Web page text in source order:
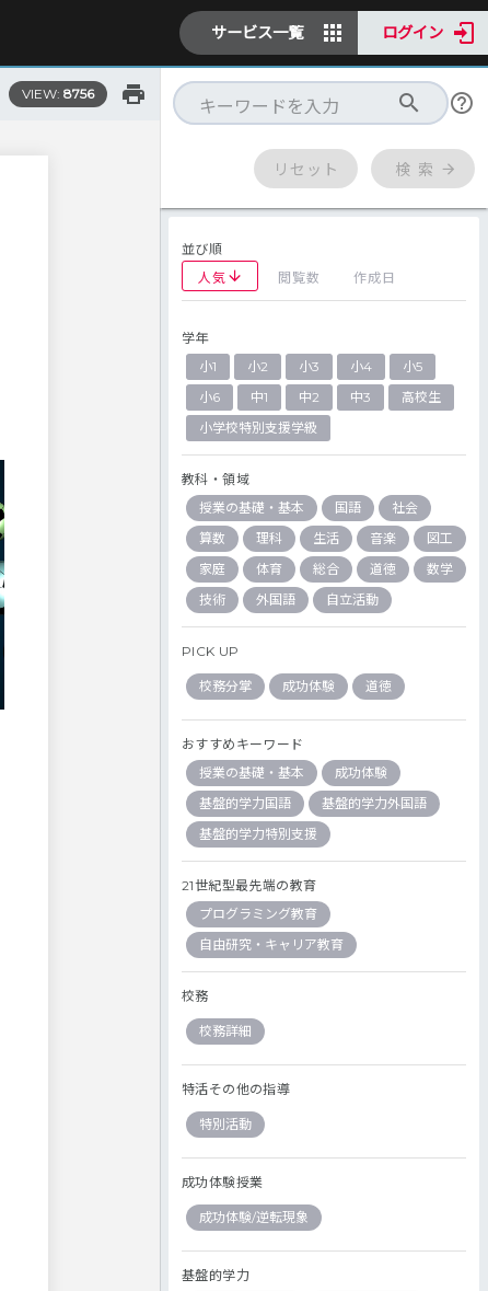
サービス一覧 ログイン
VIEW: 8756
リセット 検 索
並び順
人気
閲覧数 作成日
学年
小1
小2 小3 小4
小5
小6
中1 中2 中3
高校生
小学校特別支援学級
教科・領域
授業の基礎・基本
国語
社会
算数
理科 生活 音楽
図工
家庭
体育 総合 道徳
数学
技術
外国語 自立活動
PICK UP
校務分掌 成功体験 道徳
おすすめキーワード
授業の基礎・基本
成功体験
基盤的学力国語
基盤的学力外国語
基盤的学力特別支援
21世紀型最先端の教育
プログラミング教育
自由研究・キャリア教育
校務
校務詳細
特活その他の指導
特別活動
成功体験授業
成功体験/逆転現象
基盤的学力